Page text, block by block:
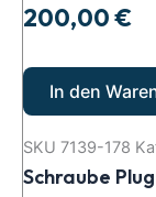
200,00€
In den
SKU 7139-178
Schraube